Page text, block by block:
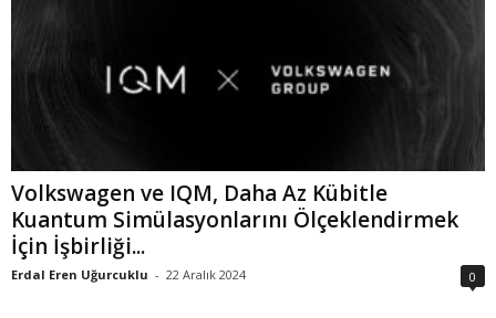
Volkswagen ve IQM, Daha Az Kübitle
Kuantum Simülasyonlarını Ölçeklendirmek
İçin İşbirliği...
Erdal Eren Uğurcuklu - 22 Aralık 2024 0